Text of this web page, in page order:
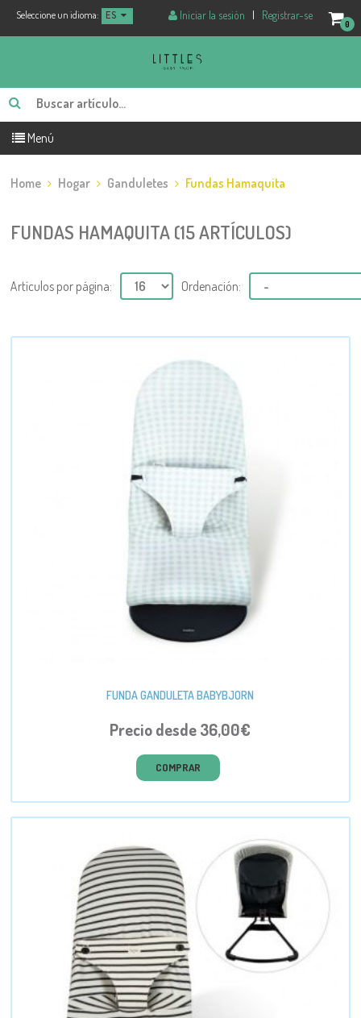
Seleccione un idioma: ES
0
Iniciar la sesión | Registrar-se
Menú
Home Hogar Ganduletes Fundas Hamaquita
FUNDAS HAMAQUITA (15 ARTÍCULOS)
Artículos por página: Ordenación:
FUNDA GANDULETA BABYBJORN
Precio desde 36,00€
COMPRAR